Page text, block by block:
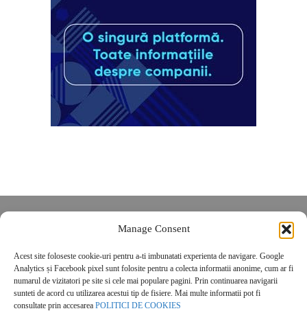
Manage Consent
Acest site foloseste cookie-uri pentru a-ti imbunatati experienta de navigare. Google
Analytics și Facebook pixel sunt folosite pentru a colecta informatii anonime, cum ar fi
numarul de vizitatori pe site si cele mai populare pagini. Prin continuarea navigarii
sunteti de acord cu utilizarea acestui tip de fisiere. Mai multe informatii pot fi
consultate prin accesarea POLITICI DE COOKIES
POLITICĂ DE CONFIDENȚIALITATE
Politica de cookies